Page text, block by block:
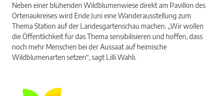
Neben einer blühenden Wildblumenwiese direkt am Pavillon des
Ortenaukreises wird Ende Juni eine Wanderausstellung zum
Thema Station auf der Landesgartenschau machen. „Wir wollen
die Öffentlichkeit für das Thema sensibilisieren und hoffen, dass
noch mehr Menschen bei der Aussaat auf heimische
Wildblumenarten setzen“, sagt Lilli Wahli.